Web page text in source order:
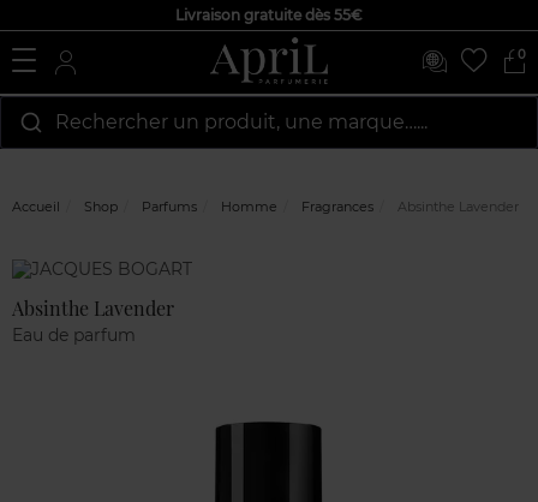
Livraison gratuite dès 55€
0
Rechercher un produit, une marque…...
Accueil Shop Parfums Homme Fragrances Absinthe Lavender
Marque
Absinthe Lavender
Eau de parfum